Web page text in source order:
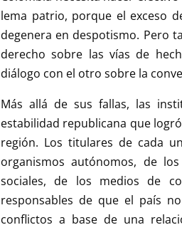
lema patrio, porque el exceso
degenera en despotismo. Pero
derecho sobre las vías de
diálogo con el otro sobre la
Más allá de sus fallas, las
estabilidad republicana que
región. Los titulares de cada
organismos autónomos, de
sociales, de los medios de
responsables de que el país
conflictos a base de una